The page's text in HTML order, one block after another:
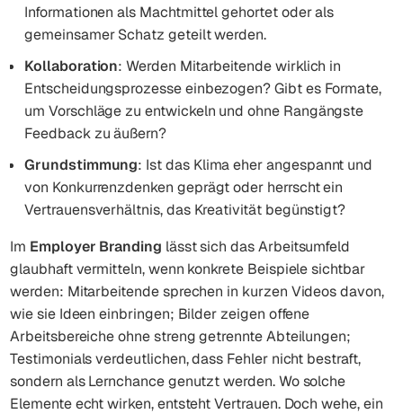
Informationen als Machtmittel gehortet oder als
gemeinsamer Schatz geteilt werden.
Kollaboration: Werden Mitarbeitende wirklich in
Entscheidungsprozesse einbezogen? Gibt es Formate,
um Vorschläge zu entwickeln und ohne Rangängste
Feedback zu äußern?
Grundstimmung: Ist das Klima eher angespannt und
von Konkurrenzdenken geprägt oder herrscht ein
Vertrauensverhältnis, das Kreativität begünstigt?
Im Employer Branding lässt sich das Arbeitsumfeld
glaubhaft vermitteln, wenn konkrete Beispiele sichtbar
werden: Mitarbeitende sprechen in kurzen Videos davon,
wie sie Ideen einbringen; Bilder zeigen offene
Arbeitsbereiche ohne streng getrennte Abteilungen;
Testimonials verdeutlichen, dass Fehler nicht bestraft,
sondern als Lernchance genutzt werden. Wo solche
Elemente echt wirken, entsteht Vertrauen. Doch wehe, ein